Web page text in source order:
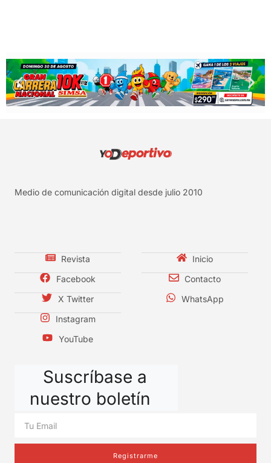
Medio de comunicación digital desde julio 2010
Revista
Facebook
X Twitter
Instagram
YouTube
Inicio
Contacto
WhatsApp
Suscríbase a
nuestro boletín
Registrarme